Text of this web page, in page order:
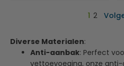
1 2
Diverse Materialen:
Anti-aanbak: Perfect
vettoevoeging, onze